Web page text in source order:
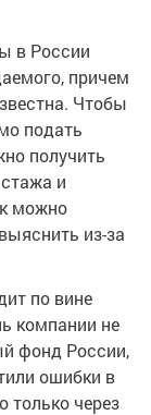
в России
причем
Чтобы
подать
получить
и
можно
из-за
по вине
компании не
фонд России,
ошибки в
только через